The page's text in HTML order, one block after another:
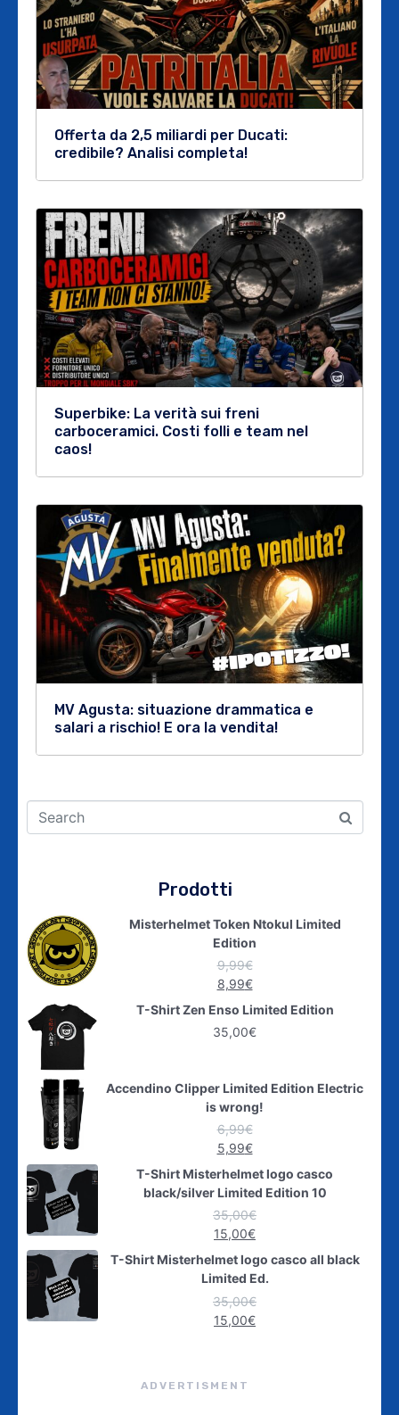
Offerta da 2,5 miliardi per Ducati:
credibile? Analisi completa!
Superbike: La verità sui freni
carboceramici. Costi folli e team nel
caos!
MV Agusta: situazione drammatica e
salari a rischio! E ora la vendita!
Prodotti
Misterhelmet Token Ntokul Limited
Edition
9,99€
8,99€
T-Shirt Zen Enso Limited Edition
35,00€
Accendino Clipper Limited Edition Electric
is wrong!
6,99€
5,99€
T-Shirt Misterhelmet logo casco
black/silver Limited Edition 10
35,00€
15,00€
T-Shirt Misterhelmet logo casco all black
Limited Ed.
35,00€
15,00€
ADVERTISMENT